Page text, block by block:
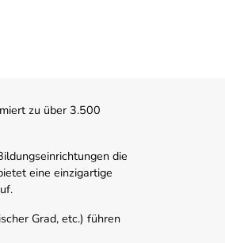
zu über 3.500
die
eine einzigartige
Grad, etc.) führen